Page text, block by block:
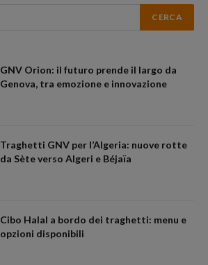
GNV Orion: il futuro prende il largo da
Genova, tra emozione e innovazione
Traghetti GNV per l’Algeria: nuove rotte
da Sète verso Algeri e Béjaïa
Cibo Halal a bordo dei traghetti: menu e
opzioni disponibili